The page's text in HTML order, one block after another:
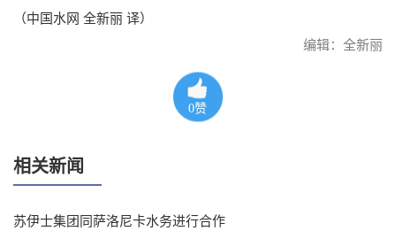
（中国水网 全新丽 译）
编辑：全新丽
0赞
相关新闻
苏伊士集团同萨洛尼卡水务进行合作